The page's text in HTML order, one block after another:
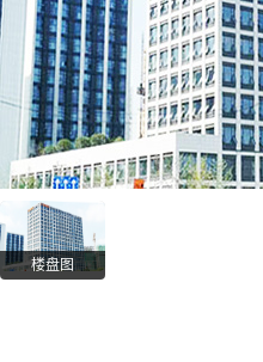
楼盘图